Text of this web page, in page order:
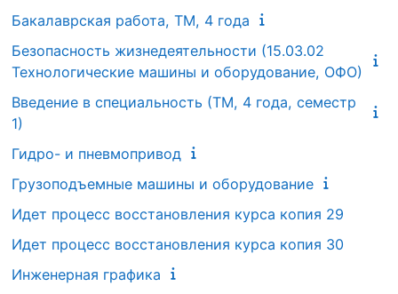
Бакалаврская работа, ТМ, 4 года
Безопасность жизнедеятельности (15.03.02
Технологические машины и оборудование, ОФО)
Введение в специальность (ТМ, 4 года, семестр
1)
Гидро- и пневмопривод
Грузоподъемные машины и оборудование
Идет процесс восстановления курса копия 29
Идет процесс восстановления курса копия 30
Инженерная графика